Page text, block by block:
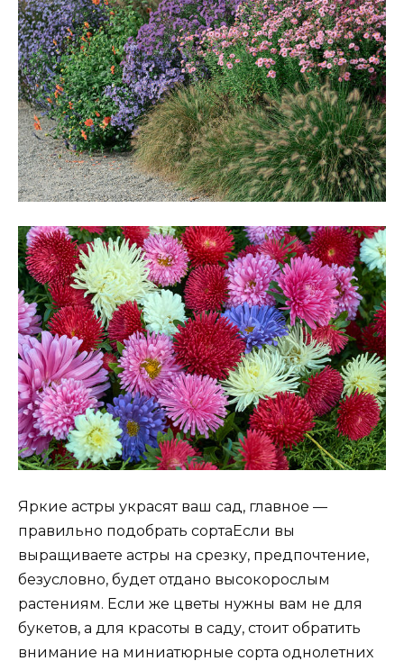
Яркие астры украсят ваш сад, главное —
правильно подобрать сортаЕсли вы
выращиваете астры на срезку, предпочтение,
безусловно, будет отдано высокорослым
растениям. Если же цветы нужны вам не для
букетов, а для красоты в саду, стоит обратить
внимание на миниатюрные сорта однолетних